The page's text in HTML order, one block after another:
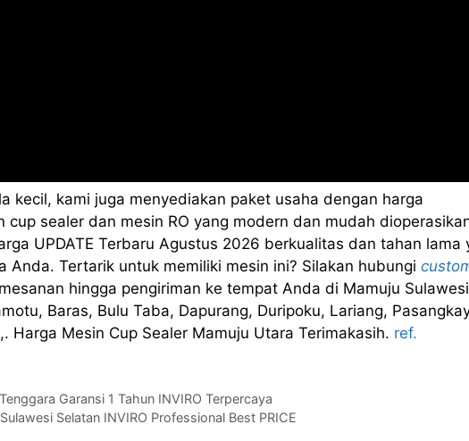
kecil, kami juga menyediakan paket usaha dengan harga
sealer dan mesin RO yang modern dan mudah
UPDATE Terbaru Agustus 2026 berkualitas dan tahan lama
Tertarik untuk memiliki mesin ini? Silakan hubungi
hingga pengiriman ke tempat Anda di Mamuju Sulawesi
Baras, Bulu Taba, Dapurang, Duripoku, Lariang,
Harga Mesin Cup Sealer Mamuju Utara Terimakasih. ref.
Garansi 1 Tahun INVIRO Terpercaya
Selatan INVIRO Professional Best PRICE